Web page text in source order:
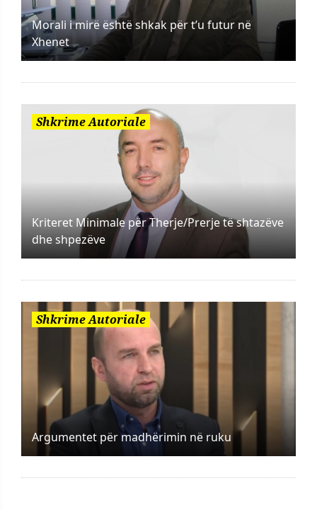
Morali i mirë është shkak për t’u futur në
Xhenet
Shkrime Autoriale
Kriteret Minimale për Therje/Prerje të shtazëve
dhe shpezëve
Shkrime Autoriale
Argumentet për madhërimin në ruku